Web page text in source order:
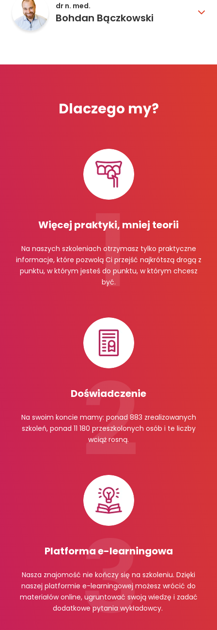
dr n. med.
Bohdan Bączkowski
Dlaczego my?
Więcej praktyki, mniej teorii
Na naszych szkoleniach otrzymasz tylko praktyczne
informacje, które pozwolą Ci przejść najkrótszą drogą z
punktu, w którym jesteś do punktu, w którym chcesz
być.
Doświadczenie
Na swoim koncie mamy: ponad 883 zrealizowanych
szkoleń, ponad 11 180 przeszkolonych osób i te liczby
wciąż rosną.
Platforma e-learningowa
Nasza znajomość nie kończy się na szkoleniu. Dzięki
naszej platformie e-learningowej możesz wrócić do
materiałów online, ugruntować swoją wiedzę i zadać
dodatkowe pytania wykładowcy.